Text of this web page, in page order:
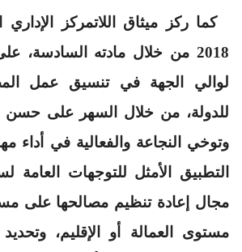
كما ركز ميثاق اللاتمركز
2018 من خلال مادته السادسة،
لوالي الجهة في تنسيق عمل
للدولة، من خلال السهر على حسن
وتوخي النجاعة والفعالية في أداء
التطبيق الأمثل للتوجهات العامة
مجال إعادة تنظيم مصالحها على
مستوى العمالة أو الإقليم،